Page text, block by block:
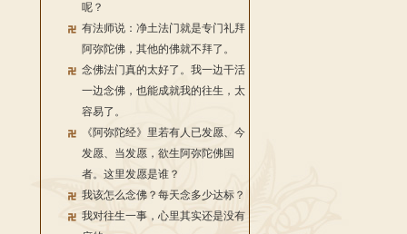
呢？
有法师说：净土法门就是专门礼拜
阿弥陀佛，其他的佛就不拜了。
念佛法门真的太好了。我一边干活
一边念佛，也能成就我的往生，太
容易了。
《阿弥陀经》里若有人已发愿、今
发愿、当发愿，欲生阿弥陀佛国
者。这里发愿是谁？
我该怎么念佛？每天念多少达标？
我对往生一事，心里其实还是没有